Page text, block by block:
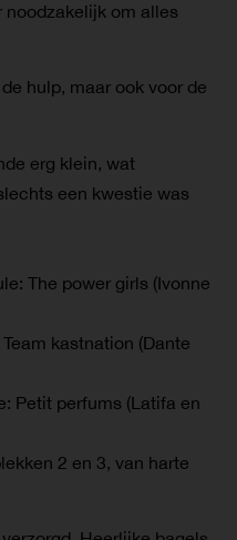
noodzakelijk om alles
hulp, maar ook voor de
erg klein, wat
een kwestie was
The power girls (Ivonne
kastnation (Dante
Petit perfums (Latifa en
2 en 3, van harte